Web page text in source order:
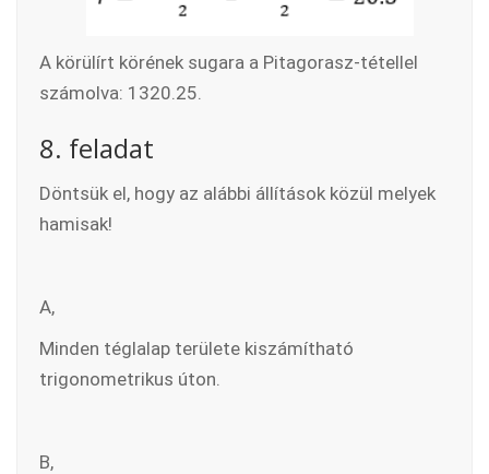
A körülírt körének sugara a Pitagorasz-tétellel
számolva: 1320.25.
8. feladat
Döntsük el, hogy az alábbi állítások közül melyek
hamisak!
A,
Minden téglalap területe kiszámítható
trigonometrikus úton.
B,